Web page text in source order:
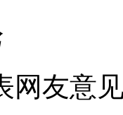
网友意